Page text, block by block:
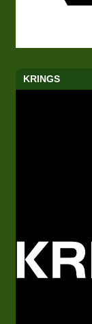
KRINGS